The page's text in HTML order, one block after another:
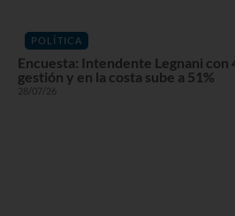
POLÍTICA
Encuesta: Intendente Legnani con
gestión y en la costa sube a 51%
28/07/26